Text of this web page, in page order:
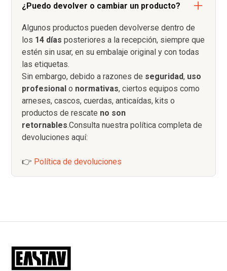
¿Puedo devolver o cambiar un producto?
Algunos productos pueden devolverse dentro de
los 14 días posteriores a la recepción, siempre que
estén sin usar, en su embalaje original y con todas
las etiquetas.
Sin embargo, debido a razones de seguridad, uso
profesional o normativas, ciertos equipos como
arneses, cascos, cuerdas, anticaídas, kits o
productos de rescate no son
retornables.Consulta nuestra política completa de
devoluciones aquí:
👉 Política de devoluciones